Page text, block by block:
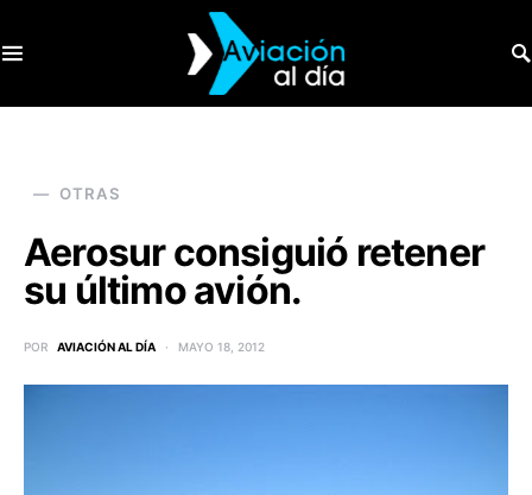
OTRAS
Aerosur consiguió retener
su último avión.
POR AVIACIÓN AL DÍA MAYO 18, 2012